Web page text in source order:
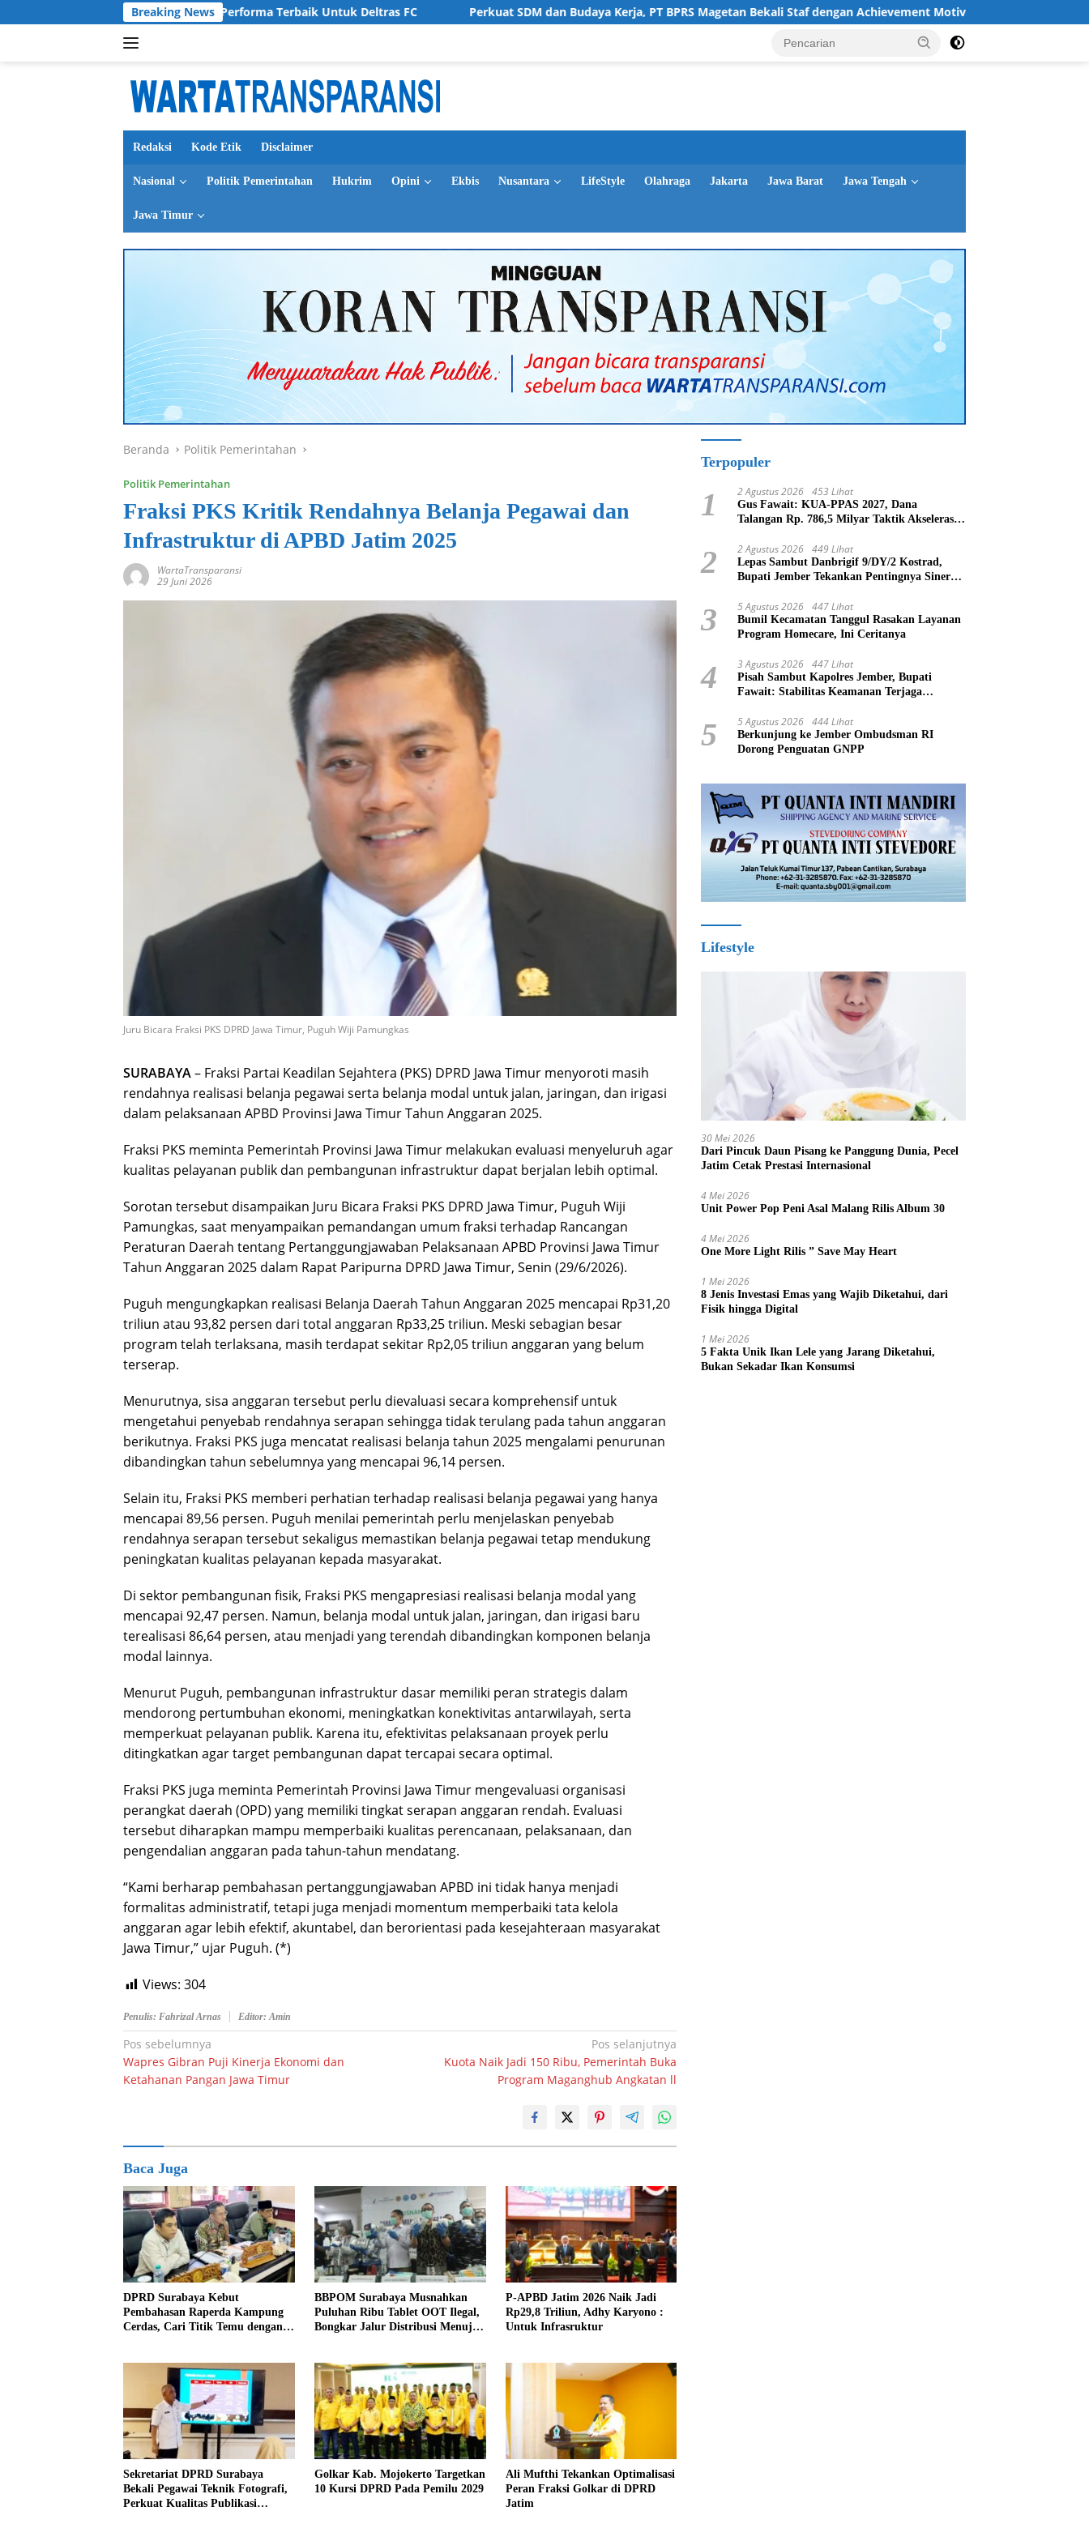
ke
Breaking News
Pratama Siap Berikan Performa Terbaik Untuk Deltras FC Perkuat SDM dan Budaya Kerja, PT BPRS Magetan Bekali Staf dengan Achievement Motivation dan Character Building
Redaksi Kode Etik Disclaimer
Nasional Politik Pemerintahan Hukrim Opini Ekbis Nusantara LifeStyle Olahraga Jakarta Jawa Barat Jawa Tengah
Jawa Timur
Beranda Politik Pemerintahan
Politik Pemerintahan
Fraksi PKS Kritik Rendahnya Belanja Pegawai dan
Infrastruktur di APBD Jatim 2025
WartaTransparansi
29 Juni 2026
Juru Bicara Fraksi PKS DPRD Jawa Timur, Puguh Wiji Pamungkas
SURABAYA– Fraksi Partai Keadilan Sejahtera (PKS) DPRD Jawa Timur menyoroti masih
rendahnya realisasi belanja pegawai serta belanja modal untuk jalan, jaringan, dan irigasi
dalam pelaksanaan APBD Provinsi Jawa Timur Tahun Anggaran 2025.
Fraksi PKS meminta Pemerintah Provinsi Jawa Timur melakukan evaluasi menyeluruh agar
kualitas pelayanan publik dan pembangunan infrastruktur dapat berjalan lebih optimal.
Sorotan tersebut disampaikan Juru Bicara Fraksi PKS DPRD Jawa Timur, Puguh Wiji
Pamungkas, saat menyampaikan pemandangan umum fraksi terhadap Rancangan
Peraturan Daerah tentang Pertanggungjawaban Pelaksanaan APBD Provinsi Jawa Timur
Tahun Anggaran 2025 dalam Rapat Paripurna DPRD Jawa Timur, Senin (29/6/2026).
Puguh mengungkapkan realisasi Belanja Daerah Tahun Anggaran 2025 mencapai Rp31,20
triliun atau 93,82 persen dari total anggaran Rp33,25 triliun. Meski sebagian besar
program telah terlaksana, masih terdapat sekitar Rp2,05 triliun anggaran yang belum
terserap.
Menurutnya, sisa anggaran tersebut perlu dievaluasi secara komprehensif untuk
mengetahui penyebab rendahnya serapan sehingga tidak terulang pada tahun anggaran
berikutnya. Fraksi PKS juga mencatat realisasi belanja tahun 2025 mengalami penurunan
dibandingkan tahun sebelumnya yang mencapai 96,14 persen.
Selain itu, Fraksi PKS memberi perhatian terhadap realisasi belanja pegawai yang hanya
mencapai 89,56 persen. Puguh menilai pemerintah perlu menjelaskan penyebab
rendahnya serapan tersebut sekaligus memastikan belanja pegawai tetap mendukung
peningkatan kualitas pelayanan kepada masyarakat.
Di sektor pembangunan fisik, Fraksi PKS mengapresiasi realisasi belanja modal yang
mencapai 92,47 persen. Namun, belanja modal untuk jalan, jaringan, dan irigasi baru
terealisasi 86,64 persen, atau menjadi yang terendah dibandingkan komponen belanja
modal lainnya.
Menurut Puguh, pembangunan infrastruktur dasar memiliki peran strategis dalam
mendorong pertumbuhan ekonomi, meningkatkan konektivitas antarwilayah, serta
memperkuat pelayanan publik. Karena itu, efektivitas pelaksanaan proyek perlu
ditingkatkan agar target pembangunan dapat tercapai secara optimal.
Fraksi PKS juga meminta Pemerintah Provinsi Jawa Timur mengevaluasi organisasi
perangkat daerah (OPD) yang memiliki tingkat serapan anggaran rendah. Evaluasi
tersebut diharapkan mampu memperbaiki kualitas perencanaan, pelaksanaan, dan
pengendalian anggaran pada tahun-tahun mendatang.
“Kami berharap pembahasan pertanggungjawaban APBD ini tidak hanya menjadi
formalitas administratif, tetapi juga menjadi momentum memperbaiki tata kelola
anggaran agar lebih efektif, akuntabel, dan berorientasi pada kesejahteraan masyarakat
Jawa Timur,” ujar Puguh. (*)
Views: 304
Penulis: Fahrizal Arnas Editor: Amin
Navigasi
pos
Pos sebelumnya
Wapres Gibran Puji Kinerja Ekonomi dan
Ketahanan Pangan Jawa Timur
Pos selanjutnya
Kuota Naik Jadi 150 Ribu, Pemerintah Buka
Program Maganghub Angkatan ll
Baca Juga
DPRD Surabaya Kebut
Pembahasan Raperda Kampung
Cerdas, Cari Titik Temu dengan
BBPOM Surabaya Musnahkan
Puluhan Ribu Tablet OOT Ilegal,
Bongkar Jalur Distribusi Menuju
P-APBD Jatim 2026 Naik Jadi
Rp29,8 Triliun, Adhy Karyono :
Untuk Infrasruktur
Sekretariat DPRD Surabaya
Bekali Pegawai Teknik Fotografi,
Perkuat Kualitas Publikasi
Golkar Kab. Mojokerto Targetkan
10 Kursi DPRD Pada Pemilu 2029
Ali Mufthi Tekankan Optimalisasi
Peran Fraksi Golkar di DPRD
Jatim
Terpopuler
1 2 Agustus 2026 453 Lihat
Gus Fawait: KUA-PPAS 2027, Dana
Talangan Rp. 786,5 Milyar Taktik Akselerasi
2 2 Agustus 2026 449 Lihat
Lepas Sambut Danbrigif 9/DY/2 Kostrad,
Bupati Jember Tekankan Pentingnya Sinergi
3 5 Agustus 2026 447 Lihat
Bumil Kecamatan Tanggul Rasakan Layanan
Program Homecare, Ini Ceritanya
4 3 Agustus 2026 447 Lihat
Pisah Sambut Kapolres Jember, Bupati
Fawait: Stabilitas Keamanan Terjaga
5 5 Agustus 2026 444 Lihat
Berkunjung ke Jember Ombudsman RI
Dorong Penguatan GNPP
Lifestyle
30 Mei 2026
Dari Pincuk Daun Pisang ke Panggung Dunia, Pecel
Jatim Cetak Prestasi Internasional
4 Mei 2026
Unit Power Pop Peni Asal Malang Rilis Album 30
4 Mei 2026
One More Light Rilis ” Save May Heart
1 Mei 2026
8 Jenis Investasi Emas yang Wajib Diketahui, dari
Fisik hingga Digital
1 Mei 2026
5 Fakta Unik Ikan Lele yang Jarang Diketahui,
Bukan Sekadar Ikan Konsumsi